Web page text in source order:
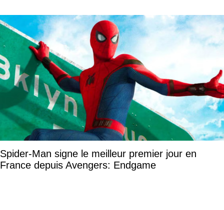
Spider-Man signe le meilleur premier jour en
France depuis Avengers: Endgame